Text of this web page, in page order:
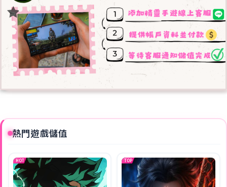
熱門遊戲儲值
HOT TOP